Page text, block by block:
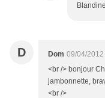
D Dom 09/04/2012
<br /> bonjour
jambonnette,
<br />